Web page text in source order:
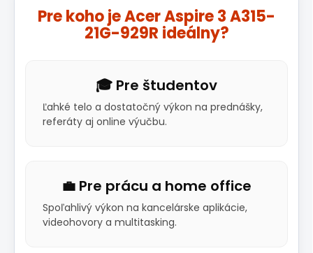
Pre koho je Acer Aspire 3 A315-
21G-929R ideálny?
🎓 Pre študentov
Ľahké telo a dostatočný výkon na prednášky,
referáty aj online výučbu.
💼 Pre prácu a home office
Spoľahlivý výkon na kancelárske aplikácie,
videohovory a multitasking.